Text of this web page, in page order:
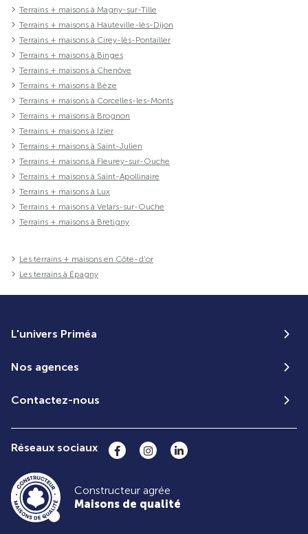
Terrains + maisons à Magny-sur-Tille
Terrains + maisons à Hauteville-lès-Dijon
Terrains + maisons à Cirey-lès-Pontailler
Terrains + maisons à Binges
Terrains + maisons à Chenôve
Terrains + maisons à Bèze
Terrains + maisons à Corcelles-les-Monts
Terrains + maisons à Brognon
Terrains + maisons à Izier
Terrains + maisons à Saint-Julien
Terrains + maisons à Fleurey-sur-Ouche
Terrains + maisons à Saint-Apollinaire
Terrains + maisons à Lux
Terrains + maisons à Velars-sur-Ouche
Terrains + maisons à Bretigny
Les terrains + maisons en Côte-d'or
Les terrains à Épagny
L'univers Priméa
Nos agences
Contactez-nous
Réseaux sociaux
Constructeur agrée
Maisons de qualité